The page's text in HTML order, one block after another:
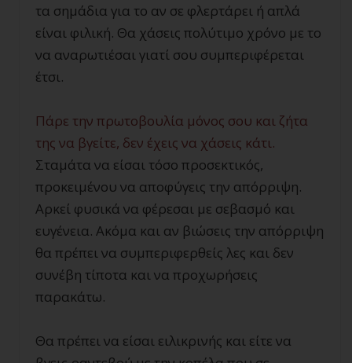
τα σημάδια για το αν σε φλερτάρει ή απλά
είναι φιλική. Θα χάσεις πολύτιμο χρόνο με το
να αναρωτιέσαι γιατί σου συμπεριφέρεται
έτσι.
Πάρε την πρωτοβουλία μόνος σου και ζήτα
της να βγείτε, δεν έχεις να χάσεις κάτι.
Σταμάτα να είσαι τόσο προσεκτικός,
προκειμένου να αποφύγεις την απόρριψη.
Αρκεί φυσικά να φέρεσαι με σεβασμό και
ευγένεια. Ακόμα και αν βιώσεις την απόρριψη
θα πρέπει να συμπεριφερθείς λες και δεν
συνέβη τίποτα και να προχωρήσεις
παρακάτω.
Θα πρέπει να είσαι ειλικρινής και είτε να